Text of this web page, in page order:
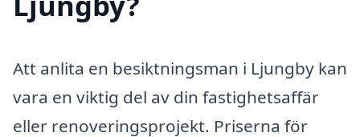
Att anlita en besiktningsman i Ljungby kan
vara en viktig del av din fastighetsaffär
eller renoveringsprojekt. Priserna för